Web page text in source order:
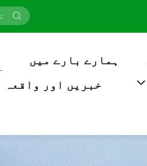
ہمارے بارے میں
خبریں اور واقعہ